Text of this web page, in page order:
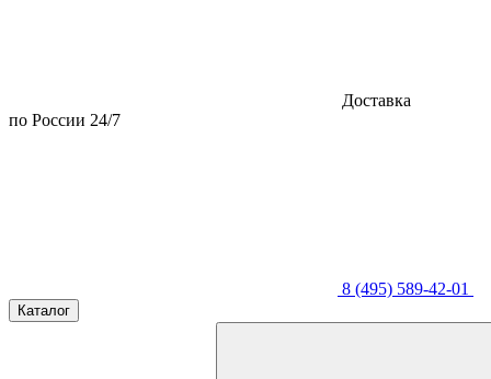
Доставка
по России 24/7
8 (495) 589-42-01
Каталог